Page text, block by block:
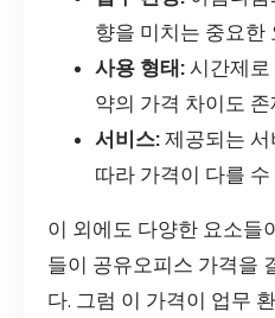
향을 미치는 중요한
사용 형태: 시간제로
약의 가격 차이도 존
서비스: 제공되는
따라 가격이 다를 수
이 외에도 다양한 요소들
들이 공유오피스 가격을
다. 그럼 이 가격이 업무